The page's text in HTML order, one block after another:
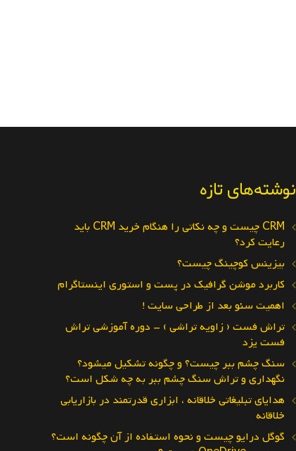
نوشته‌های تازه
CRM چیست و چه نکاتی را هنگام خرید CRM باید
رعایت کرد؟
بیزینس کوچینگ چیست؟
کاربرد موشن گرافیک در پست و استوری اینستاگرام
اهمیت سئو بعد از طراحی سایت !
تراش فست ( زاویه تراشی ) – دوره آموزشی تراش
فست یزد
سنگ چشم ببر چیست؟ و چگونه تشکیل میشود؟
نگهداری و تراش سنگ چشم ببر به چه شکل است؟
هدایای تبلیغاتی خلاقانه ، ابزاری قدرتمند در بازاریابی
خلاقانه
گوگل درایو چیست و نحوه استفاده از آن چگونه است؟